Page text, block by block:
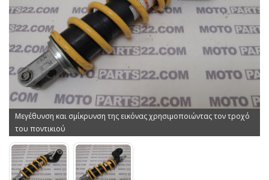
Μεγέθυνση και σμίκρυνση της εικόνας χρησιμοποιώντας τον τροχό
του ποντικιού